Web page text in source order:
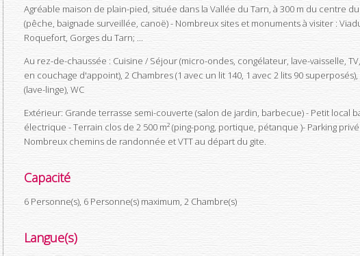
Agréable maison de plain-pied, située dans la Vallée du Tarn, à 300 m du centre
(pêche, baignade surveillée, canoë) - Nombreux sites et monuments à visiter :
Roquefort, Gorges du Tarn; ...
Au rez-de-chaussée : Cuisine / Séjour (micro-ondes, congélateur, lave-vaisselle,
en couchage d'appoint), 2 Chambres (1 avec un lit 140, 1 avec 2 lits 90
(lave-linge), WC
Extérieur: Grande terrasse semi-couverte (salon de jardin, barbecue) - Petit local
électrique - Terrain clos de 2 500 m² (ping-pong, portique, pétanque )- Parking
Nombreux chemins de randonnée et VTT au départ du gite.
Capacité
6 Personne(s), 6 Personne(s) maximum, 2 Chambre(s)
Langue(s)